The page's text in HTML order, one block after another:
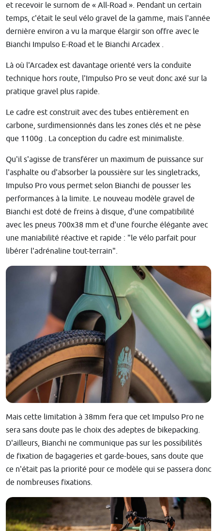
et recevoir le surnom de « All-Road ». Pendant un certain
temps, c'était le seul vélo gravel de la gamme, mais l'année
dernière environ a vu la marque élargir son offre avec le
Bianchi Impulso E-Road et le Bianchi Arcadex .
Là où l'Arcadex est davantage orienté vers la conduite
technique hors route, l'Impulso Pro se veut donc axé sur la
pratique gravel plus rapide.
Le cadre est construit avec des tubes entièrement en
carbone, surdimensionnés dans les zones clés et ne pèse
que 1100g . La conception du cadre est minimaliste.
Qu'il s'agisse de transférer un maximum de puissance sur
l'asphalte ou d'absorber la poussière sur les singletracks,
Impulso Pro vous permet selon Bianchi de pousser les
performances à la limite. Le nouveau modèle gravel de
Bianchi est doté de freins à disque, d'une compatibilité
avec les pneus 700x38 mm et d'une fourche élégante avec
une maniabilité réactive et rapide : "le vélo parfait pour
libérer l'adrénaline tout-terrain".
Mais cette limitation à 38mm fera que cet Impulso Pro ne
sera sans doute pas le choix des adeptes de bikepacking.
D'ailleurs, Bianchi ne communique pas sur les possibilités
de fixation de bagageries et garde-boues, sans doute que
ce n'était pas la priorité pour ce modèle qui se passera donc
de nombreuses fixations.